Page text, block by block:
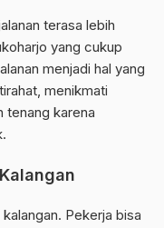
terasa lebih
yang cukup
menjadi hal yang
menikmati
tenang karena
Pekerja bisa